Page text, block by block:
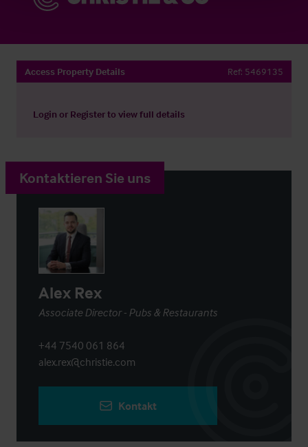
Access Property Details Ref: 5469135
Login or Registerto view full details
Kontaktieren Sie uns
Alex Rex
Associate Director - Pubs & Restaurants
+44 7540 061 864
alex.rex@christie.com
Kontakt